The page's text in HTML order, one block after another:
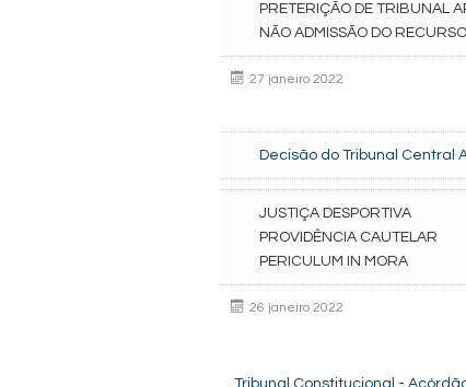
PRETERIÇÃO DE TRIBUNAL
NÃO ADMISSÃO DO RECURSO
27 janeiro 2022
Decisão do Tribunal Central
JUSTIÇA DESPORTIVA
PROVIDÊNCIA CAUTELAR
PERICULUM IN MORA
26 janeiro 2022
Tribunal Constitucional -